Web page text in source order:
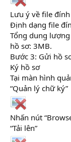
Lưu ý về file
Định dạng file
Tổng dung
hồ sơ: 3MB.
Bước 3: Gửi hồ
Ký hồ sơ
Tại màn hình
“Quản lý chữ ký”
Nhấn nút
“Tải lên”